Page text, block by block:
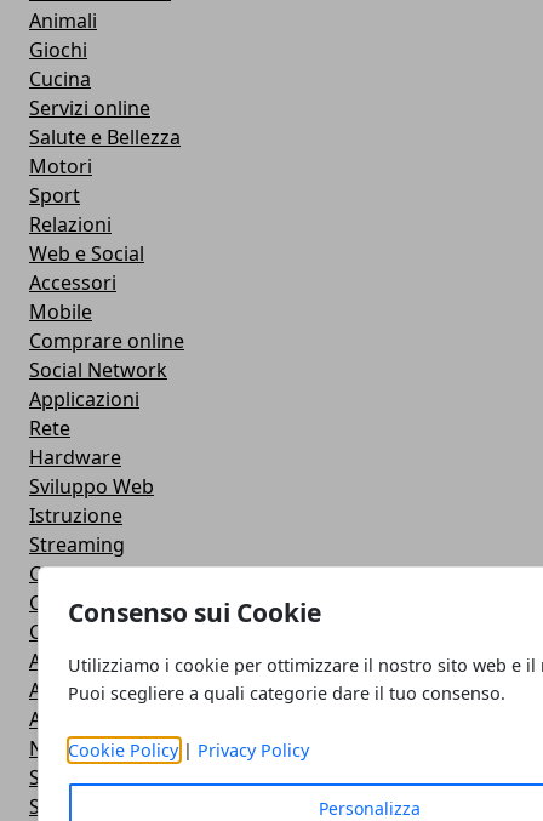
Consenso sui Cookie
Utilizziamo i cookie per ottimizzare il nostro sito web e il
Puoi scegliere a quali categorie dare il tuo consenso.
Cookie Policy| Privacy Policy
Personalizza
Animali
Giochi
Cucina
Servizi online
Salute e Bellezza
Motori
Sport
Relazioni
Web e Social
Accessori
Mobile
Comprare online
Social Network
Applicazioni
Rete
Hardware
Sviluppo Web
Istruzione
Streaming
Cloud
Casa e fai da te
Cuffie e Auricolari
Altoparlanti
Action Camera
Android
Navigazione
Smart TV
Smartphone